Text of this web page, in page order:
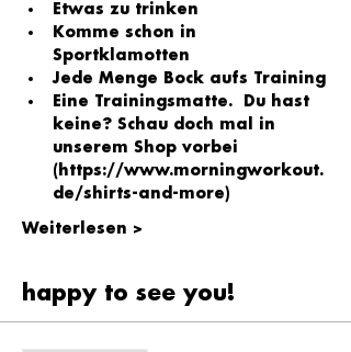
Etwas zu trinken
Komme schon in
Sportklamotten
Jede Menge Bock aufs Training
Eine Trainingsmatte.  Du hast
keine? Schau doch mal in
unserem Shop vorbei
( https://www.morningworkout.
de/shirts-and-more)
Weiterlesen >
happy to see you!